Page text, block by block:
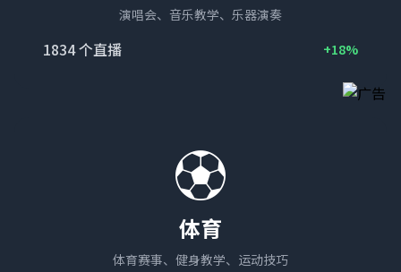
演唱会、音乐教学、乐器演奏
1834个直播 +18%
⚽
体育
体育赛事、健身教学、运动技巧